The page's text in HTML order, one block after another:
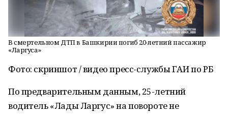
В смертельном ДТП в Башкирии погиб 20-летний пассажир
«Ларгуса»
Фото: скриншот / видео пресс-службы ГАИ по РБ
По предварительным данным, 25-летний
водитель «Лады Ларгус» на повороте не